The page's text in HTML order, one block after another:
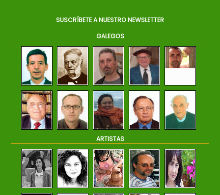
SUSCRÍBETE A NUESTRO NEWSLETTER
GALEGOS
ARTISTAS